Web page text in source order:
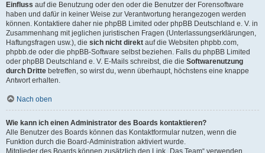
Einfluss auf die Benutzung oder den oder die Benutzer der Forensoftware
haben und dafür in keiner Weise zur Verantwortung herangezogen werden
können. Kontaktiere daher nie phpBB Limited oder phpBB Deutschland e. V. in
Zusammenhang mit jeglichen juristischen Fragen (Unterlassungserklärungen,
Haftungsfragen usw.), die sich nicht direkt auf die Websiten phpbb.com,
phpbb.de oder die phpBB-Software selbst beziehen. Falls du phpBB Limited
oder phpBB Deutschland e. V. E-Mails schreibst, die die Softwarenutzung
durch Dritte betreffen, so wirst du, wenn überhaupt, höchstens eine knappe
Antwort erhalten.
Nach oben
Wie kann ich einen Administrator des Boards kontaktieren?
Alle Benutzer des Boards können das Kontaktformular nutzen, wenn die
Funktion durch die Board-Administration aktiviert wurde.
Mitglieder des Boards können zusätzlich den Link „Das Team“ verwenden.